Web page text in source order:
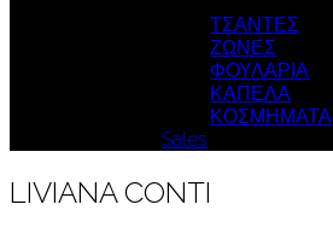
ΤΣΑΝΤΕΣ
ΖΩΝΕΣ
ΦΟΥΛΑΡΙΑ
ΚΑΠΕΛΑ
ΚΟΣΜΗΜΑΤΑ
Sales
LIVIANA CONTI